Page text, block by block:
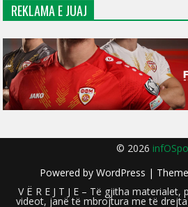
REKLAMA E JUAJ
© 2026
Powered by WordPress |
V Ë R E J T J E – Të gjitha
videot, janë të mbrojtura me të drejta